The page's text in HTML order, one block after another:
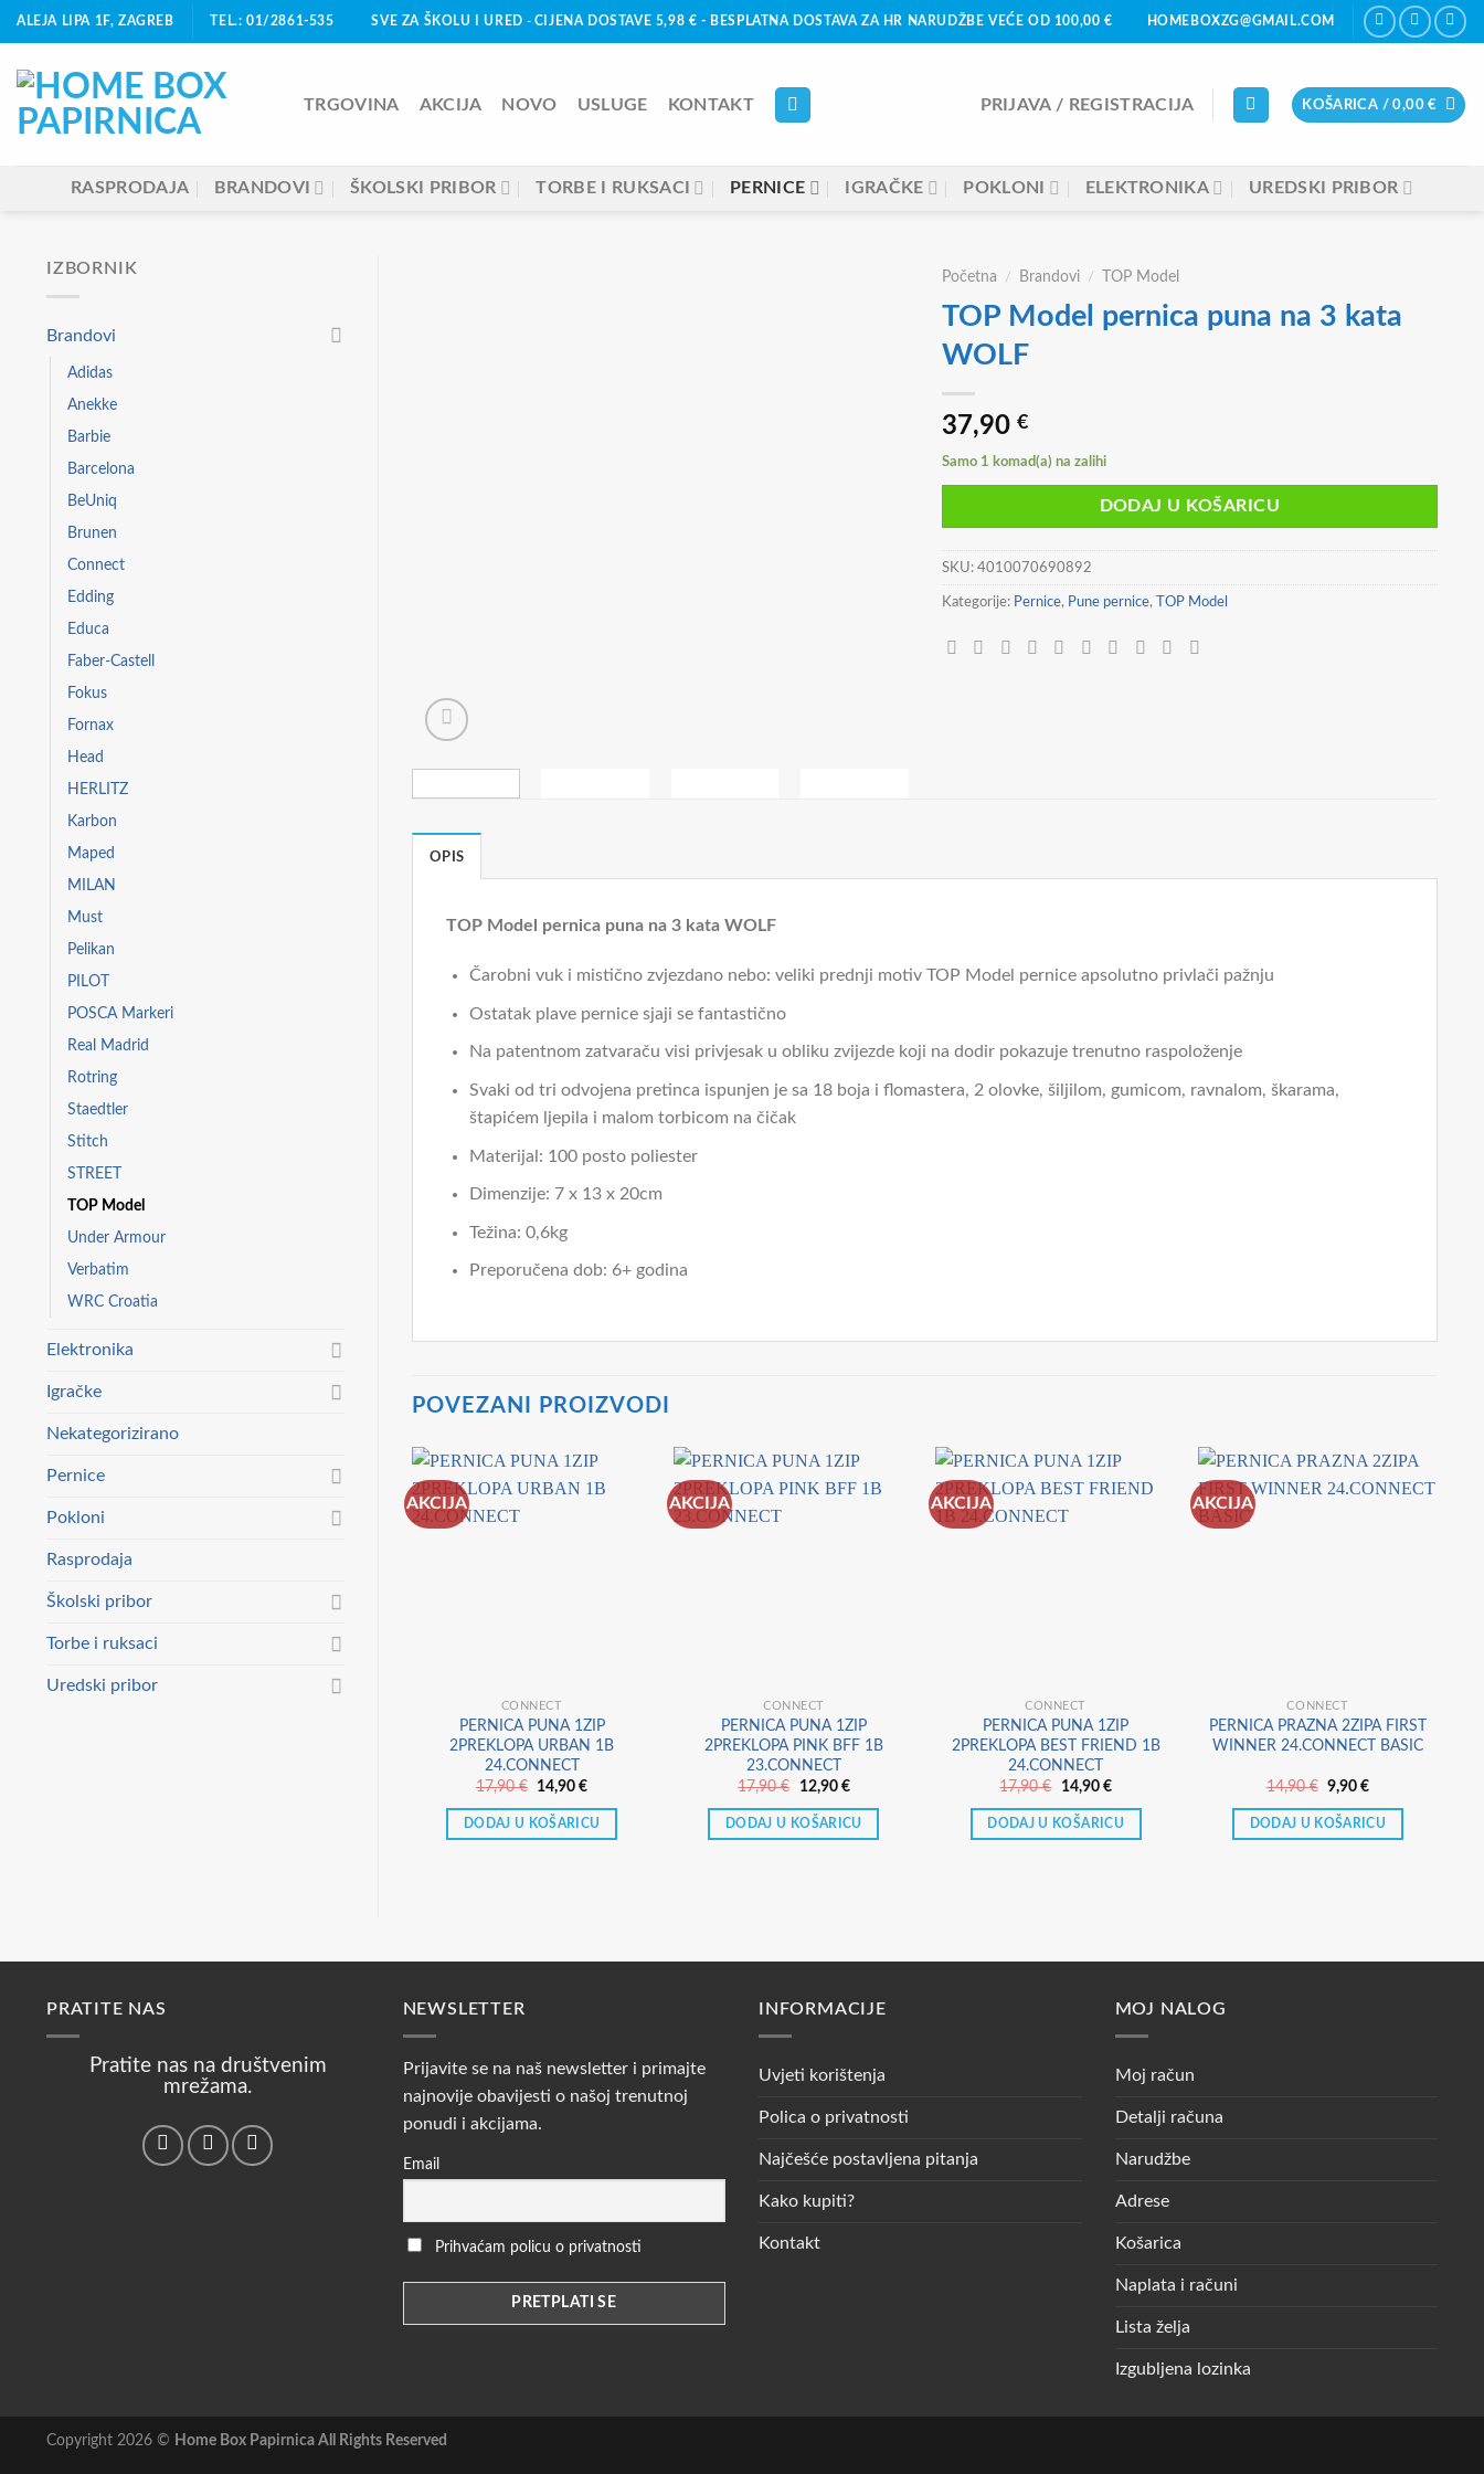
Skip
to
content
ALEJA LIPA 1F, ZAGREB TEL.: 01/2861-535 SVE ZA ŠKOLU I URED - CIJENA DOSTAVE 5,98 € - BESPLATNA DOSTAVA ZA HR NARUDŽBE VEĆE OD 100,00 € HOMEBOXZG@GMAIL.COM
TRGOVINA AKCIJA NOVO USLUGE KONTAKT PRIJAVA / REGISTRACIJA KOŠARICA /0,00€
RASPRODAJA BRANDOVI ŠKOLSKI PRIBOR TORBE I RUKSACI PERNICE IGRAČKE POKLONI ELEKTRONIKA UREDSKI PRIBOR
IZBORNIK
Brandovi
Adidas
Anekke
Barbie
Barcelona
BeUniq
Brunen
Connect
Edding
Educa
Faber-Castell
Fokus
Fornax
Head
HERLITZ
Karbon
Maped
MILAN
Must
Pelikan
PILOT
POSCA Markeri
Real Madrid
Rotring
Staedtler
Stitch
STREET
TOP Model
Under Armour
Verbatim
WRC Croatia
Elektronika
Igračke
Nekategorizirano
Pernice
Pokloni
Rasprodaja
Školski pribor
Torbe i ruksaci
Uredski pribor
Početna / Brandovi / TOP Model
TOP Model pernica puna na 3 kata
WOLF
37,90 €
Samo 1 komad(a) na zalihi
DODAJ U KOŠARICU
SKU: 4010070690892
Kategorije: Pernice, Pune pernice, TOP Model
OPIS
TOP Model pernica puna na 3 kata WOLF
Čarobni vuk i mistično zvjezdano nebo: veliki prednji motiv TOP Model pernice apsolutno privlači pažnju
Ostatak plave pernice sjaji se fantastično
Na patentnom zatvaraču visi privjesak u obliku zvijezde koji na dodir pokazuje trenutno raspoloženje
Svaki od tri odvojena pretinca ispunjen je sa 18 boja i flomastera, 2 olovke, šiljilom, gumicom, ravnalom, škarama,
štapićem ljepila i malom torbicom na čičak
Materijal: 100 posto poliester
Dimenzije: 7 x 13 x 20cm
Težina: 0,6kg
Preporučena dob: 6+ godina
POVEZANI PROIZVODI
AKCIJA
CONNECT
PERNICA PUNA 1ZIP
2PREKLOPA URBAN 1B
24.CONNECT
17,90€
Izvorna
bila
je:
14,90€Trenutna
je:
14,90 €.
DODAJ U KOŠARICU
AKCIJA
CONNECT
PERNICA PUNA 1ZIP
2PREKLOPA PINK BFF 1B
23.CONNECT
17,90€
Izvorna
bila
je:
12,90 €Trenutna
je:
12,90 €.
DODAJ U KOŠARICU
AKCIJA
CONNECT
PERNICA PUNA 1ZIP
2PREKLOPA BEST FRIEND 1B
24.CONNECT
17,90€
Izvorna
bila
je:
14,90 €Trenutna
je:
14,90 €.
DODAJ U KOŠARICU
AKCIJA
CONNECT
PERNICA PRAZNA 2ZIPA FIRST
WINNER 24.CONNECT BASIC
14,90€ Izvorna
bila
je:
9,90€Trenutna
je:
9,90 €.
DODAJ U KOŠARICU
PRATITE NAS
Pratite nas na društvenim
mrežama.
NEWSLETTER
Prijavite se na naš newsletter i primajte
najnovije obavijesti o našoj trenutnoj
ponudi i akcijama.
Email
Prihvaćam policu o privatnosti
INFORMACIJE
Uvjeti korištenja
Polica o privatnosti
Najčešće postavljena pitanja
Kako kupiti?
Kontakt
MOJ NALOG
Moj račun
Detalji računa
Narudžbe
Adrese
Košarica
Naplata i računi
Lista želja
Izgubljena lozinka
Copyright 2026 © Home Box Papirnica All Rights Reserved